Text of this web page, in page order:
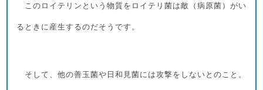
このロイテリンという物質をロイテリ菌は敵（病原菌）がい
るときに産生するのだそうです。
そして、他の善玉菌や日和見菌には攻撃をしないとのこと。